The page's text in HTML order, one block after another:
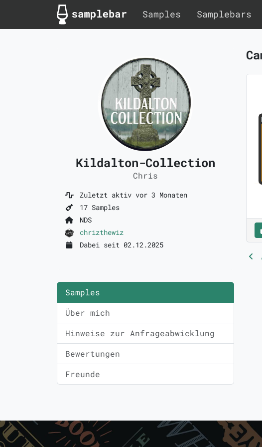
Samples Samplebars
Kildalton-Collection
Chris
Zuletzt aktiv vor 3 Monaten
17 Samples
NDS
chrizthewiz
Dabei seit 02.12.2025
Samples
Über mich
Hinweise zur Anfrageabwicklung
Bewertungen
Freunde